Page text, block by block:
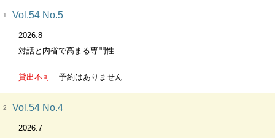
1 Vol.54 No.5
2026.8
対話と内省で高まる専門性
貸出不可 予約はありません
2 Vol.54 No.4
2026.7